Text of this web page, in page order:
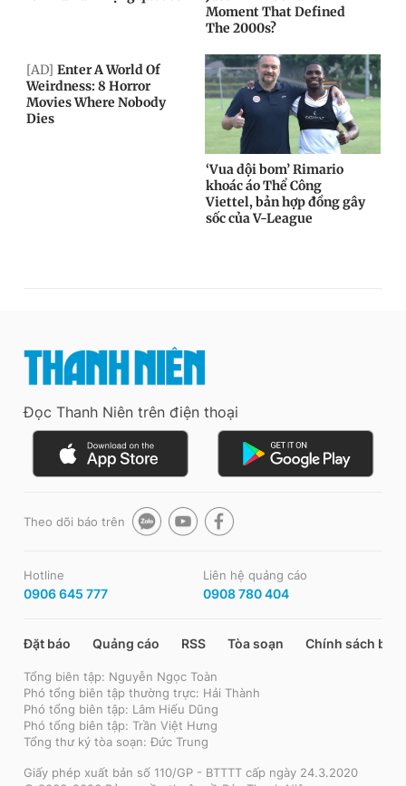
Đọc Thanh Niên trên điện thoại
Theo dõi báo trên
Hotline
0906 645 777
Liên hệ quảng cáo
0908 780 404
Đặt báo Quảng cáo RSS Tòa soạn Chính sách bảo
Tổng biên tập: Nguyễn Ngọc Toàn
Phó tổng biên tập thường trực: Hải Thành
Phó tổng biên tập: Lâm Hiếu Dũng
Phó tổng biên tập: Trần Việt Hưng
Tổng thư ký tòa soạn: Đức Trung
Giấy phép xuất bản số 110/GP - BTTTT cấp ngày 24.3.2020